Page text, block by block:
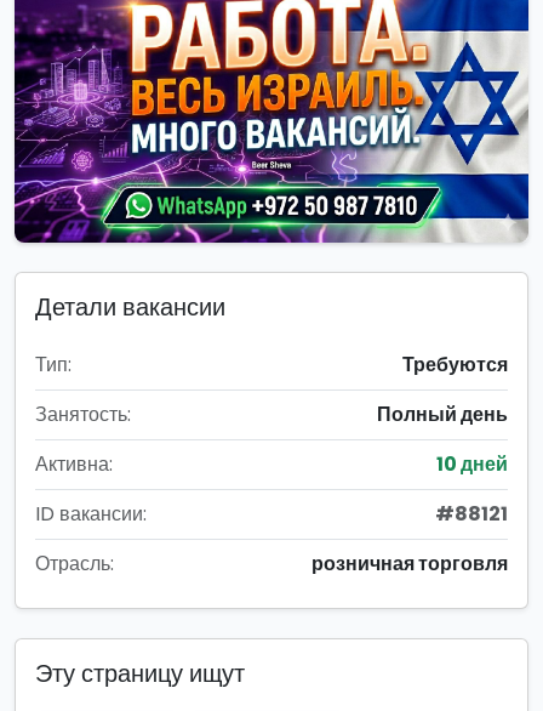
Детали вакансии
Тип:
Требуются
Занятость:
Полный день
Активна:
10 дней
ID вакансии:
#88121
Отрасль:
розничная торговля
Эту страницу ищут